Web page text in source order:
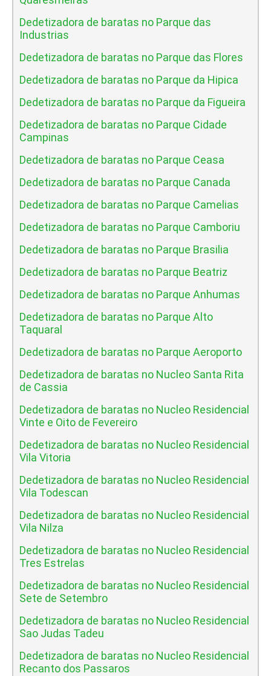
Dedetizadora de baratas no Parque das
Industrias
Dedetizadora de baratas no Parque das Flores
Dedetizadora de baratas no Parque da Hipica
Dedetizadora de baratas no Parque da Figueira
Dedetizadora de baratas no Parque Cidade
Campinas
Dedetizadora de baratas no Parque Ceasa
Dedetizadora de baratas no Parque Canada
Dedetizadora de baratas no Parque Camelias
Dedetizadora de baratas no Parque Camboriu
Dedetizadora de baratas no Parque Brasilia
Dedetizadora de baratas no Parque Beatriz
Dedetizadora de baratas no Parque Anhumas
Dedetizadora de baratas no Parque Alto
Taquaral
Dedetizadora de baratas no Parque Aeroporto
Dedetizadora de baratas no Nucleo Santa Rita
de Cassia
Dedetizadora de baratas no Nucleo Residencial
Vinte e Oito de Fevereiro
Dedetizadora de baratas no Nucleo Residencial
Vila Vitoria
Dedetizadora de baratas no Nucleo Residencial
Vila Todescan
Dedetizadora de baratas no Nucleo Residencial
Vila Nilza
Dedetizadora de baratas no Nucleo Residencial
Tres Estrelas
Dedetizadora de baratas no Nucleo Residencial
Sete de Setembro
Dedetizadora de baratas no Nucleo Residencial
Sao Judas Tadeu
Dedetizadora de baratas no Nucleo Residencial
Recanto dos Passaros